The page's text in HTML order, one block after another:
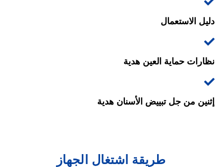
دليل الاستعمال
نظارات حماية العين هدية
إثنين من جل تبييض الأسنان هدية
طريقة اشتغال الجهاز